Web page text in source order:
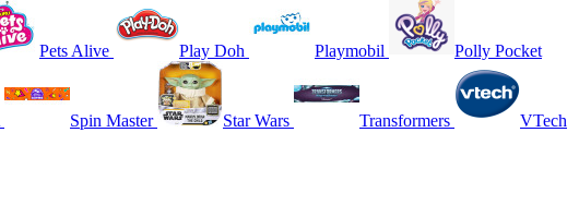
Pets Alive Play Doh Playmobil Polly Pocket
Spin Master Star Wars Transformers VTech